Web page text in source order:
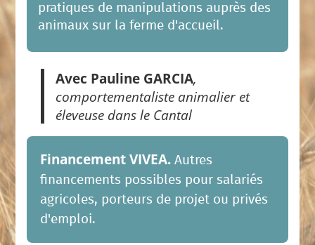
pratiques de manipulations auprès des
animaux sur la ferme d'accueil.
Avec Pauline GARCIA,
comportementaliste animalier et
éleveuse dans le Cantal
Financement VIVEA. Autres
financements possibles pour salariés
agricoles, porteurs de projet ou privés
d'emploi.